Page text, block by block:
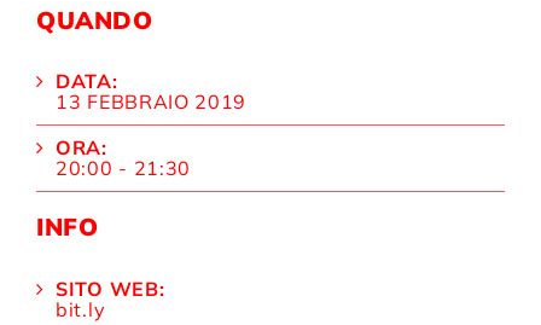
QUANDO
DATA:
13 FEBBRAIO 2019
ORA:
20:00 - 21:30
INFO
SITO WEB:
bit.ly